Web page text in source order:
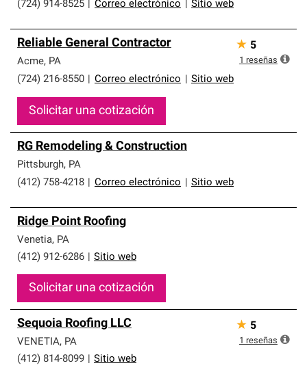
(724) 914-8525
Correo electrónico Sitio web
Reliable General Contractor
Acme, PA
(724) 216-8550
Correo electrónico Sitio web
Solicitar una cotización
★ 5
1 reseñas
RG Remodeling & Construction
Pittsburgh, PA
(412) 758-4218
Correo electrónico Sitio web
Ridge Point Roofing
Venetia, PA
(412) 912-6286
Sitio web
Solicitar una cotización
Sequoia Roofing LLC
VENETIA, PA
(412) 814-8099
Sitio web
★ 5
1 reseñas